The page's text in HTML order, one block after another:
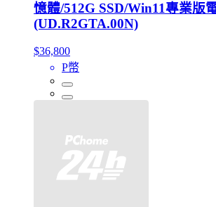
憶體/512G SSD/Win11專業版
(UD.R2GTA.00N)
$36,800
P幣